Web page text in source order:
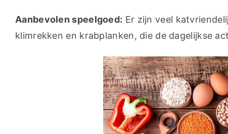
Aanbevolen speelgoed: Er zijn veel
klimrekken en krabplanken, die de dagelijkse